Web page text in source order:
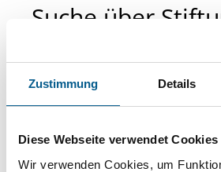
Zustimmung Details
Diese Webseite verwendet Cookies
Wir verwenden Cookies, um
Suche über
und Fördermittel
Sie suchen finanzielle
Projekt oder ein Vorhaben?
direkt über unsere